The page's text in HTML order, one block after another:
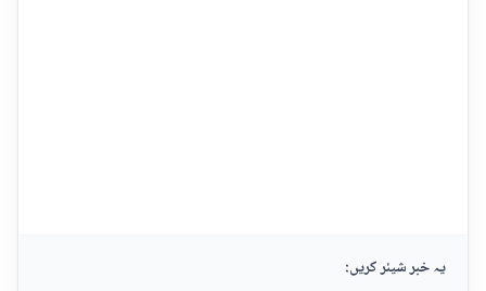
یہ خبر شیئر کریں: